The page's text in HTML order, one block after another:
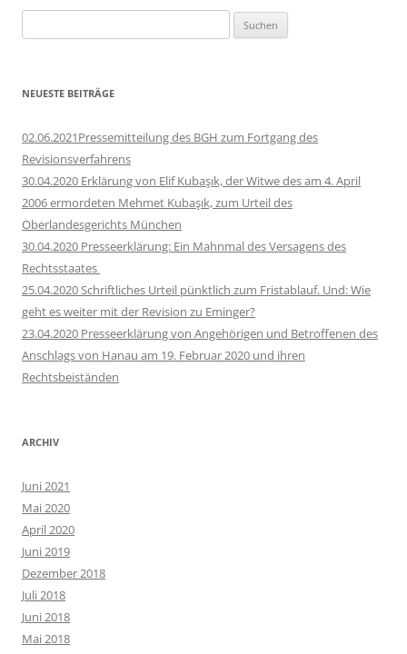
nach:
NEUESTE BEITRÄGE
02.06.2021Pressemitteilung des BGH zum Fortgang des
Revisionsverfahrens
30.04.2020 Erklärung von Elif Kubaşık, der Witwe des am 4. April
2006 ermordeten Mehmet Kubaşık, zum Urteil des
Oberlandesgerichts München
30.04.2020 Presseerklärung: Ein Mahnmal des Versagens des
Rechtsstaates
25.04.2020 Schriftliches Urteil pünktlich zum Fristablauf. Und: Wie
geht es weiter mit der Revision zu Eminger?
23.04.2020 Presseerklärung von Angehörigen und Betroffenen des
Anschlags von Hanau am 19. Februar 2020 und ihren
Rechtsbeiständen
ARCHIV
Juni 2021
Mai 2020
April 2020
Juni 2019
Dezember 2018
Juli 2018
Juni 2018
Mai 2018